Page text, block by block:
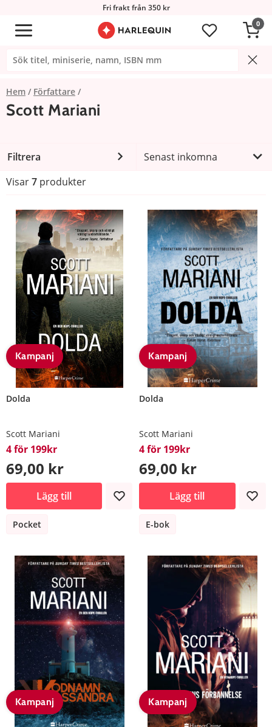
Fri frakt från 350 kr
0
Hem Författare
Scott Mariani
Filtrera
Senast inkomna
Visar7 produkter
Kampanj
Dolda
Scott Mariani
4 för 199kr
69,00 kr
Lägg till
Pocket
Kampanj
Dolda
Scott Mariani
4 för 199kr
69,00 kr
Lägg till
E-bok
Kampanj Kampanj